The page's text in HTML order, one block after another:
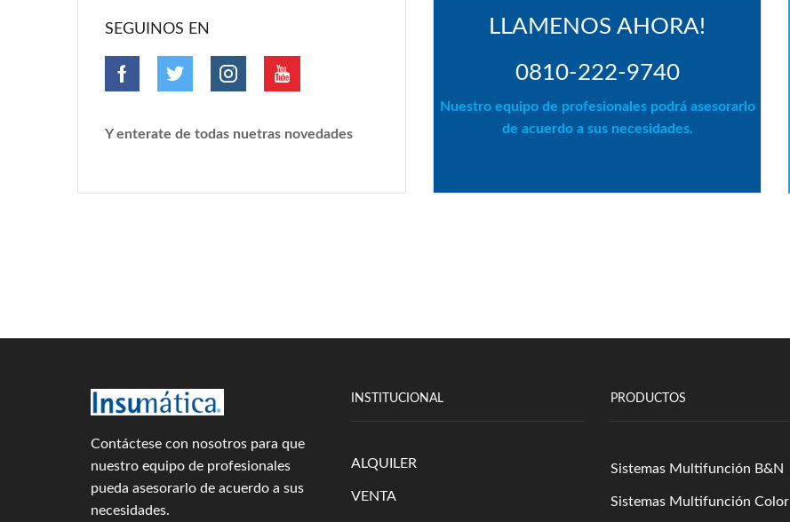
SEGUINOS EN
Y enterate de todas nuetras novedades
LLAMENOS AHORA!
0810-222-9740
Nuestro equipo de profesionales podrá asesorarlo
de acuerdo a sus necesidades.
Contáctese con nosotros para que
nuestro equipo de profesionales
pueda asesorarlo de acuerdo a sus
necesidades.
INSTITUCIONAL
ALQUILER
VENTA
PRODUCTOS
Sistemas Multifunción B&N
Sistemas Multifunción Color